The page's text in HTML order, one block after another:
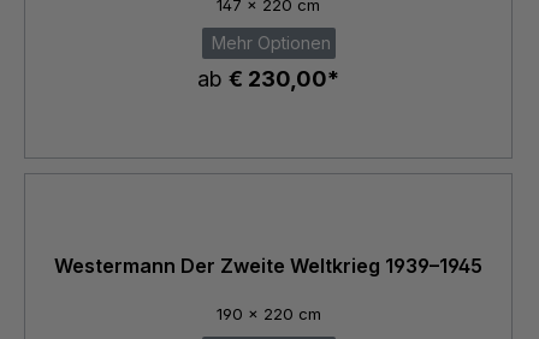
147 x 220 cm
Mehr Optionen
ab € 230,00*
Westermann Der Zweite Weltkrieg 1939–1945
190 x 220 cm